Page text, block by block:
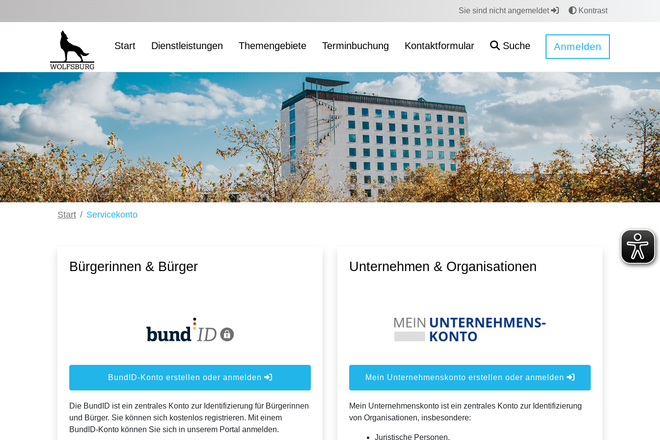
Sie sind nicht angemeldet Kontrast
Start Dienstleistungen Themengebiete Terminbuchung Kontaktformular Suche Anmelden
Start Servicekonto
Bürgerinnen & Bürger
BundID-Konto erstellen oder anmelden
Die BundID ist ein zentrales Konto zur Identifizierung für Bürgerinnen
und Bürger. Sie können sich kostenlos registrieren. Mit einem
BundID-Konto können Sie sich in unserem Portal anmelden.
Unternehmen & Organisationen
Mein Unternehmenskonto erstellen oder anmelden
Mein Unternehmenskonto ist ein zentrales Konto zur Identifizierung
von Organisationen, insbesondere:
Juristische Personen,